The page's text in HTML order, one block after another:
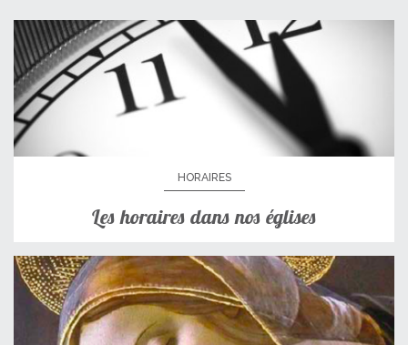
HORAIRES
Les horaires dans nos églises